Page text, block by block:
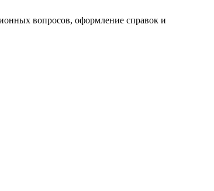
вопросов, оформление справок и